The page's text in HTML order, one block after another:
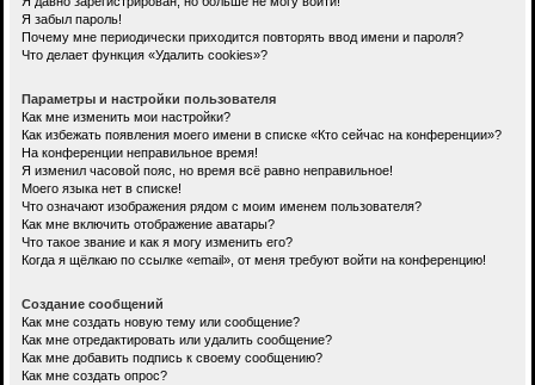
Я забыл пароль!
Почему мне периодически приходится повторять ввод имени и пароля?
Что делает функция «Удалить cookies»?
Параметры и настройки пользователя
Как мне изменить мои настройки?
Как избежать появления моего имени в списке «Кто сейчас на конференции»?
На конференции неправильное время!
Я изменил часовой пояс, но время всё равно неправильное!
Моего языка нет в списке!
Что означают изображения рядом с моим именем пользователя?
Как мне включить отображение аватары?
Что такое звание и как я могу изменить его?
Когда я щёлкаю по ссылке «email», от меня требуют войти на конференцию!
Создание сообщений
Как мне создать новую тему или сообщение?
Как мне отредактировать или удалить сообщение?
Как мне добавить подпись к своему сообщению?
Как мне создать опрос?